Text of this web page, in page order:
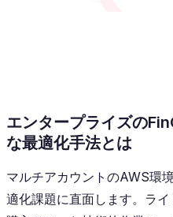
エンタープライズの
な最適化手法とは
マルチアカウントのAWS環
適化課題に直面します。ラ